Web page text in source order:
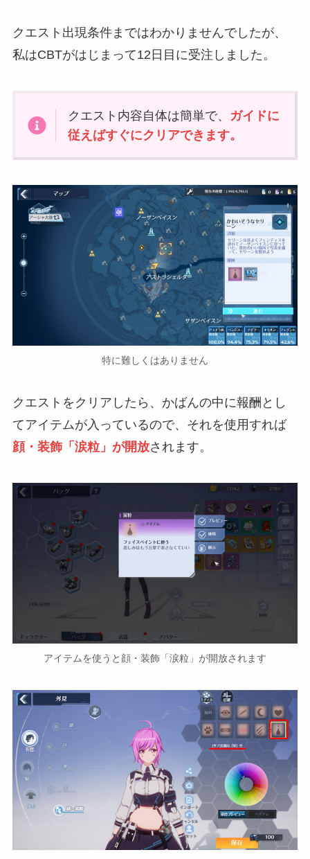
クエスト出現条件まではわかりませんでしたが、
私はCBTがはじまって12日目に受注しました。
クエスト内容自体は簡単で、 ガイドに
従えばすぐにクリアできます。
特に難しくはありません
クエストをクリアしたら、かばんの中に報酬とし
てアイテムが入っているので、それを使用すれば
顔・装飾「涙粒」が開放されます。
アイテムを使うと顔・装飾「涙粒」が開放されます